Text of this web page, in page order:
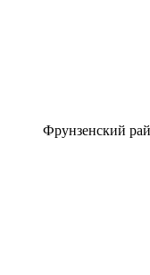
Фрунзенский